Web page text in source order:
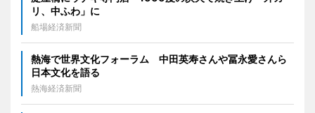
リ、中ふわ」に
船場経済新聞
熱海で世界文化フォーラム 中田英寿さんや冨永愛さんら
日本文化を語る
熱海経済新聞